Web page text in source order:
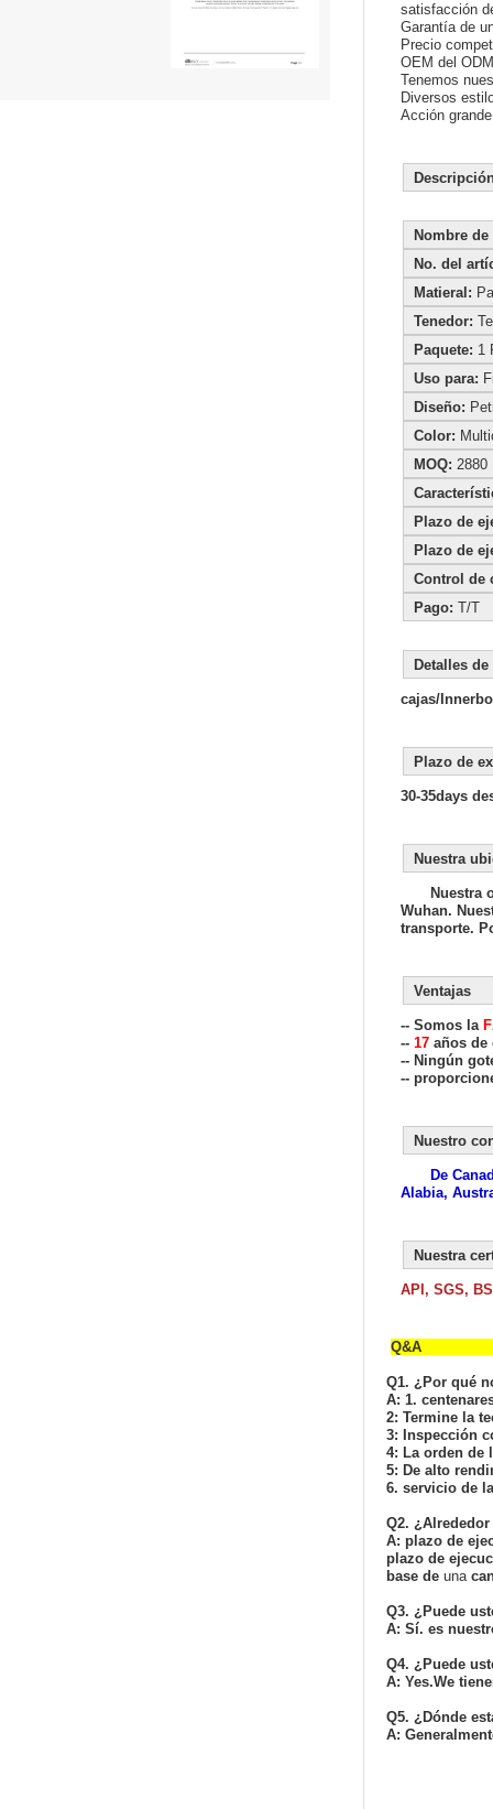
satisfacción
Garantía de
Precio
OEM del
Tenemos
Diversos
Acción
Nombre
No. del
Matieral:
Tenedor:
Paquete: 1
Uso para:
Diseño:
Color:
MOQ: 2880
Plazo de
Plazo de
Control de
Pago: T/T
cajas/
30-35days
Nuestra
Wuhan.
transporte.
Ventajas
-- Somos la
-- 17 años
-- Ningún
--
Nuestro
De
Alabia,
Nuestra
API, SGS,
Q1. ¿Por qué
A: 1.
2: Termine la
3: Inspección
4: La orden de
5: De alto
6. servicio de
Q2.
A: plazo de
plazo de
base de una
Q3. ¿Puede
A: Sí. es
Q4. ¿Puede
A: Yes.We
Q5. ¿Dónde
A: